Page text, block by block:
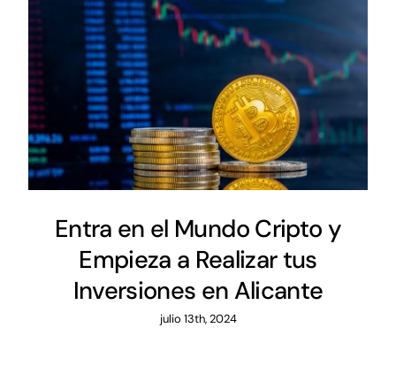
Entra en el Mundo Cripto y
Empieza a Realizar tus
Inversiones en Alicante
julio 13th, 2024